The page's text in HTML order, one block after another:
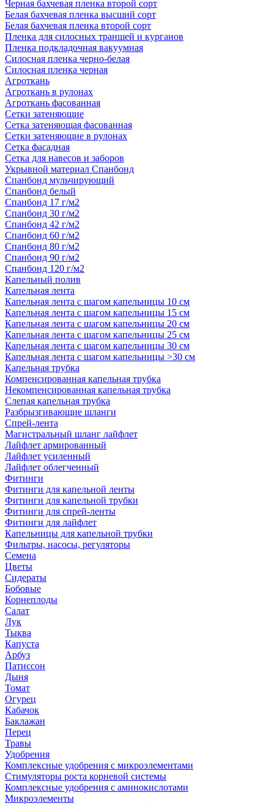
Черная бахчевая пленка второй сорт
Белая бахчевая пленка высший сорт
Белая бахчевая пленка второй сорт
Пленка для силосных траншей и курганов
Пленка подкладочная вакуумная
Силосная пленка черно-белая
Силосная пленка черная
Агроткань
Агроткань в рулонах
Агроткань фасованная
Сетки затеняющие
Сетка затеняющая фасованная
Сетки затеняющие в рулонах
Сетка фасадная
Сетка для навесов и заборов
Укрывной материал Спанбонд
Спанбонд мульчирующий
Спанбонд белый
Спанбонд 17 г/м2
Спанбонд 30 г/м2
Спанбонд 42 г/м2
Спанбонд 60 г/м2
Спанбонд 80 г/м2
Спанбонд 90 г/м2
Спанбонд 120 г/м2
Капельный полив
Капельная лента
Капельная лента с шагом капельницы 10 см
Капельная лента с шагом капельницы 15 см
Капельная лента с шагом капельницы 20 см
Капельная лента с шагом капельницы 25 см
Капельная лента с шагом капельницы 30 см
Капельная лента с шагом капельницы >30 см
Капельная трубка
Компенсированная капельная трубка
Некомпенсированная капельная трубка
Слепая капельная трубка
Разбрызгивающие шланги
Спрей-лента
Магистральный шланг лайфлет
Лайфлет армированный
Лайфлет усиленный
Лайфлет облегченный
Фитинги
Фитинги для капельной ленты
Фитинги для капельной трубки
Фитинги для спрей-ленты
Фитинги для лайфлет
Капельницы для капельной трубки
Фильтры, насосы, регуляторы
Семена
Цветы
Сидераты
Бобовые
Корнеплоды
Салат
Лук
Тыква
Капуста
Арбуз
Патиссон
Дыня
Томат
Огурец
Кабачок
Баклажан
Перец
Травы
Удобрения
Комплексные удобрения с микроэлементами
Стимуляторы роста корневой системы
Комплексные удобрения с аминокислотами
Микроэлементы